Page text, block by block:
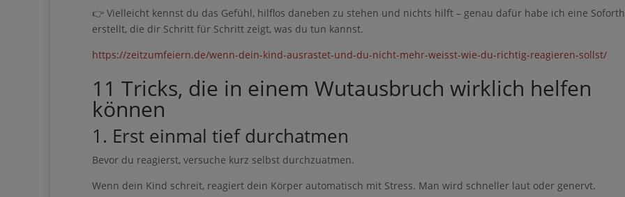
👉 Vielleicht kennst du das Gefühl, hilflos daneben zu stehen und nichts hilft – genau dafür habe ich eine
erstellt, die dir Schritt für Schritt zeigt, was du tun kannst.
https://zeitzumfeiern.de/wenn-dein-kind-ausrastet-und-du-nicht-mehr-weisst-wie-du-richtig-reagieren-sollst/
11 Tricks, die in einem Wutausbruch wirklich helfen
können
1. Erst einmal tief durchatmen
Bevor du reagierst, versuche kurz selbst durchzuatmen.
Wenn dein Kind schreit, reagiert dein Körper automatisch mit Stress. Man wird schneller laut oder genervt.